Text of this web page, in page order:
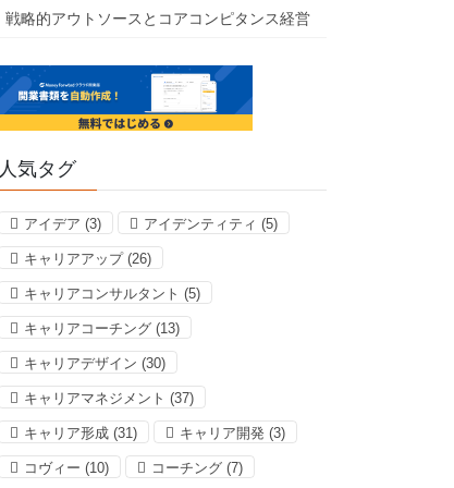
戦略的アウトソースとコアコンピタンス経営
人気タグ
アイデア (3) アイデンティティ (5)
キャリアアップ(26)
キャリアコンサルタント (5)
キャリアコーチング (13)
キャリアデザイン (30)
キャリアマネジメント (37)
キャリア形成 (31) キャリア開発 (3)
コヴィー (10) コーチング (7)